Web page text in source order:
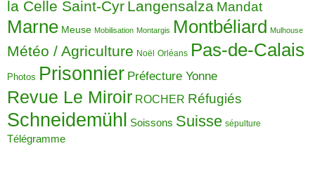
la Celle Saint-Cyr Langensalza Mandat
Marne Meuse Mobilisation Montargis Montbéliard Mulhouse
Météo / Agriculture Noël Orléans Pas-de-Calais
Photos Prisonnier Préfecture Yonne
Revue Le Miroir ROCHER Réfugiés
Schneidemühl Soissons Suisse sépulture
Télégramme